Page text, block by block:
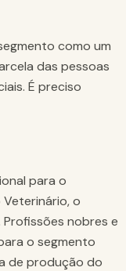
como um
das pessoas
É preciso
para o
o
nobres e
o segmento
de produção do